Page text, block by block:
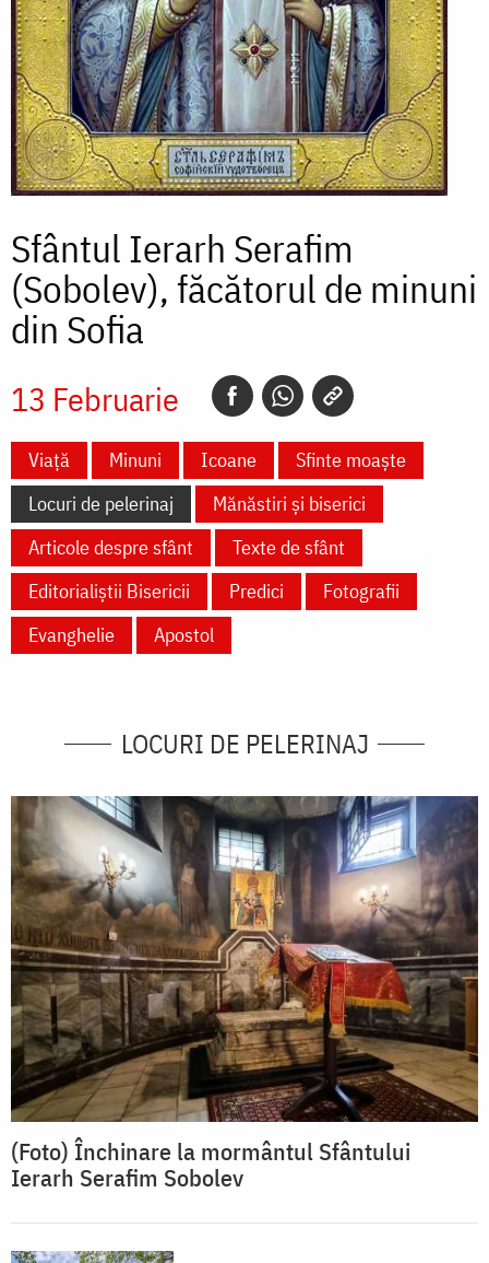
Sfântul Ierarh Serafim
(Sobolev), făcătorul de minuni
din Sofia
13 Februarie
Viață Minuni Icoane
Sfinte moaște
Locuri de pelerinaj
Mănăstiri și biserici
Articole despre sfânt
Texte de sfânt
Editorialiștii Bisericii
Predici
Fotografii
Evanghelie
Apostol
LOCURI DE PELERINAJ
(Foto) Închinare la mormântul Sfântului
Ierarh Serafim Sobolev